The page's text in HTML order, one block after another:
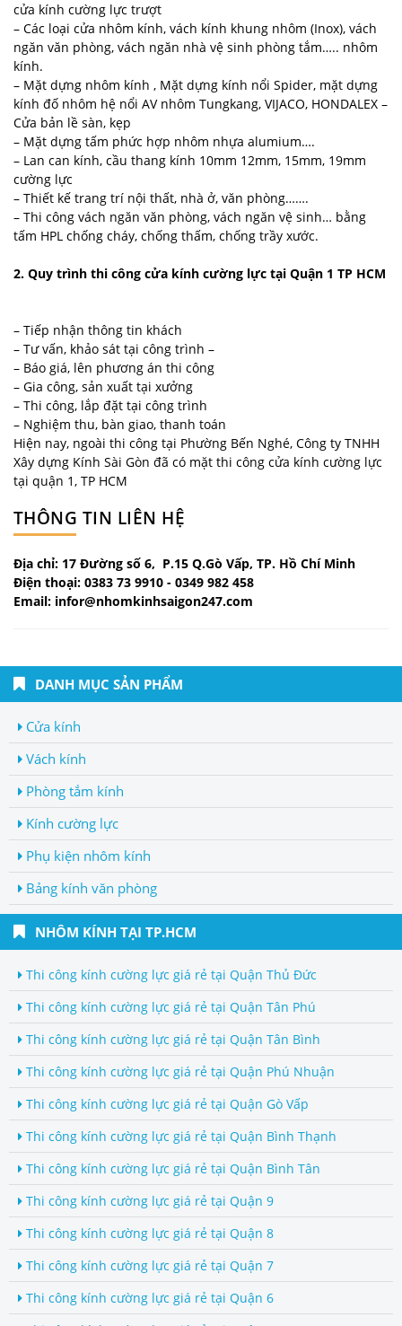
cửa kính cường lực trượt
– Các loại cửa nhôm kính, vách kính khung nhôm (Inox), vách
ngăn văn phòng, vách ngăn nhà vệ sinh phòng tắm….. nhôm
kính.
– Mặt dựng nhôm kính , Mặt dựng kính nổi Spider, mặt dựng
kính đố nhôm hệ nổi AV nhôm Tungkang, VIJACO, HONDALEX –
Cửa bản lề sàn, kẹp
– Mặt dựng tấm phức hợp nhôm nhựa alumium….
– Lan can kính, cầu thang kính 10mm 12mm, 15mm, 19mm
cường lực
– Thiết kế trang trí nội thất, nhà ở, văn phòng…….
– Thi công vách ngăn văn phòng, vách ngăn vệ sinh… bằng
tấm HPL chống cháy, chống thấm, chống trầy xước.
2. Quy trình thi công cửa kính cường lực tại Quận 1 TP HCM
– Tiếp nhận thông tin khách
– Tư vấn, khảo sát tại công trình –
– Báo giá, lên phương án thi công
– Gia công, sản xuất tại xưởng
– Thi công, lắp đặt tại công trình
– Nghiệm thu, bàn giao, thanh toán
Hiện nay, ngoài thi công tại Phường Bến Nghé, Công ty TNHH
Xây dựng Kính Sài Gòn đã có mặt thi công cửa kính cường lực
tại quận 1, TP HCM
THÔNG TIN LIÊN HỆ
Địa chỉ: 17 Đường số 6, P.15 Q.Gò Vấp, TP. Hồ Chí Minh
Điện thoại: 0383 73 9910 - 0349 982 458
Email: infor@nhomkinhsaigon247.com
DANH MỤC SẢN PHẨM
Cửa kính
Vách kính
Phòng tắm kính
Kính cường lực
Phụ kiện nhôm kính
Bảng kính văn phòng
NHÔM KÍNH TẠI TP.HCM
Thi công kính cường lực giá rẻ tại Quận Thủ Đức
Thi công kính cường lực giá rẻ tại Quận Tân Phú
Thi công kính cường lực giá rẻ tại Quận Tân Bình
Thi công kính cường lực giá rẻ tại Quận Phú Nhuận
Thi công kính cường lực giá rẻ tại Quận Gò Vấp
Thi công kính cường lực giá rẻ tại Quận Bình Thạnh
Thi công kính cường lực giá rẻ tại Quận Bình Tân
Thi công kính cường lực giá rẻ tại Quận 9
Thi công kính cường lực giá rẻ tại Quận 8
Thi công kính cường lực giá rẻ tại Quận 7
Thi công kính cường lực giá rẻ tại Quận 6